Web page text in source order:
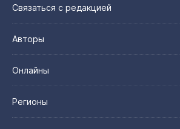
Связаться с редакцией
Авторы
Онлайны
Регионы